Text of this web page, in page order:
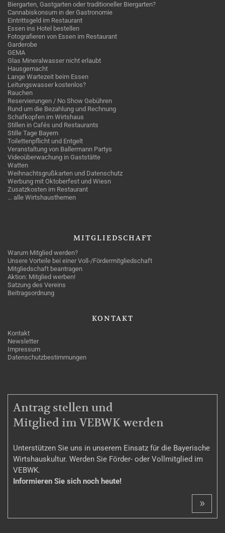
Biergarten, Gastgarten oder traditioneller Biergarten?
Cannabiskonsum in der Gastronomie
Eintrittsgeld im Restaurant
Essen ins Hotel bestellen
Fotografieren von Essen im Restaurant
Garderobe
GEMA
Glas Mineralwasser nicht erlaubt
Hausgemacht
Lange Wartezeit beim Essen
Leitungswasser kostenlos?
Rauchen
Reservierungen / No Show Gebühren
Rund um die Bezahlung und Rechnung
Schafkopfen im Wirtshaus
Stillen in Cafés und Restaurants
Stille Tage Bayern
Toilettenpflicht und Entgelt
Veranstaltung von Ballermann Partys
Videoüberwachung in Gaststätte
Watten
Weihnachtsgrußkarten und Datenschutz
Werbung mit Oktoberfest und Wiesn
Zusatzkosten im Restaurant
… alle Wirtshausthemen
MITGLIEDSCHAFT
Warum Mitglied werden?
Unsere Vorteile bei einer Voll-/Fördermitgliedschaft
Mitgliedschaft beantragen
Aktion: Mitglied werben!
Satzung des Vereins
Beitragsordnung
KONTAKT
Kontakt
Newsletter
Impressum
Datenschutzbestimmungen
MITGLIEDSCHAFT
Antrag stellen und
Mitglied im VEBWK werden
Unterstützen Sie uns in unserem Einsatz für die Bayerische
Wirtshauskultur. Werden Sie Förder- oder Vollmitglied im
VEBWK.
Informieren Sie sich noch heute!
»